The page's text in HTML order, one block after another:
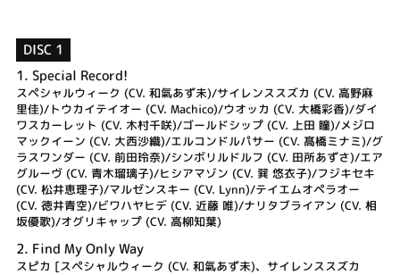
DISC 1
1. Special Record!
スペシャルウィーク (CV. 和氣あず未)/サイレンススズカ (CV. 高野麻
里佳)/トウカイテイオー (CV. Machico)/ウオッカ (CV. 大橋彩香)/ダイ
ワスカーレット (CV. 木村千咲)/ゴールドシップ (CV. 上田 瞳)/メジロ
マックイーン (CV. 大西沙織)/エルコンドルパサー (CV. 髙橋ミナミ)/グ
ラスワンダー (CV. 前田玲奈)/シンボリルドルフ (CV. 田所あずさ)/エア
グルーヴ (CV. 青木瑠璃子)/ヒシアマゾン (CV. 巽 悠衣子)/フジキセキ
(CV. 松井恵理子)/マルゼンスキー (CV. Lynn)/テイエムオペラオー
(CV. 徳井青空)/ビワハヤヒデ (CV. 近藤 唯)/ナリタブライアン (CV. 相
坂優歌)/オグリキャップ (CV. 高柳知葉)
2. Find My Only Way
スピカ [スペシャルウィーク (CV. 和氣あず未)、サイレンススズカ